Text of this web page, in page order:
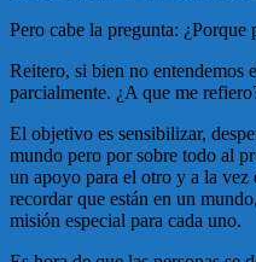
Pero cabe la pregunta: ¿Porque
Reitero, si bien no entendemos
parcialmente. ¿A que me
El objetivo es sensibilizar,
mundo pero por sobre todo al
un apoyo para el otro y a la
recordar que están en un
misión especial para cada uno.